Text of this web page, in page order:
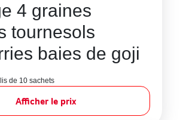
4 graines
tournesols
baies de goji
de 10 sachets
Afficher le prix